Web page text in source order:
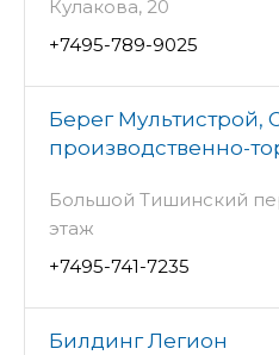
Кулакова, 20
+7495-789-9025
Берег Мультистрой,
производственно-
Большой Тишинский
этаж
+7495-741-7235
Билдинг Легион